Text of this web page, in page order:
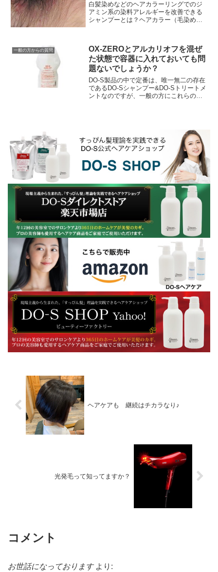
白髪染めなどのヘアカラーリングでのジ
アミン系の染料アレルギーを改善できる
シャンプーとは？ヘアカラー（毛染め）
一般の方からの質問
OX-ZEROとアルカリオフを混ぜ
た状態で容器に入れておいても問
題ないでしょうか？
DO-S製品の中で定番は、唯一無二の存在
であるDO-Sシャンプー&DO-Sトリートメ
ントなのですが、一般の方にこれらの次
ヘアケアも 継続はチカラなり♪
光発毛って知ってますか？
コメント
お世話になっております より: